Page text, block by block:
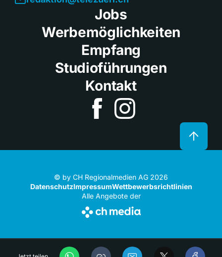
Jobs
Werbemöglichkeiten
Empfang
Studioführungen
Kontakt
© by CH Regionalmedien AG 2026
DatenschutzImpressumWettbewerbsrichtlinien
Alle Angebote der